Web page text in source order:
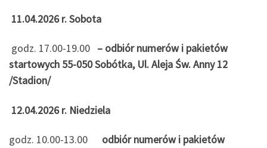
11.04.2026 r. Sobota
godz. 17.00-19.00 – odbiór numerów i pakietów
startowych 55-050 Sobótka, Ul. Aleja Św. Anny 12
/Stadion/
12.04.2026 r. Niedziela
godz. 10.00-13.00
odbiór numerów i pakietów